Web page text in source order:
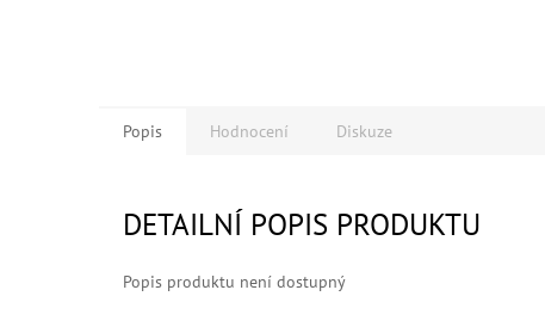
Popis Hodnocení Diskuze
DETAILNÍ POPIS PRODUKTU
Popis produktu není dostupný